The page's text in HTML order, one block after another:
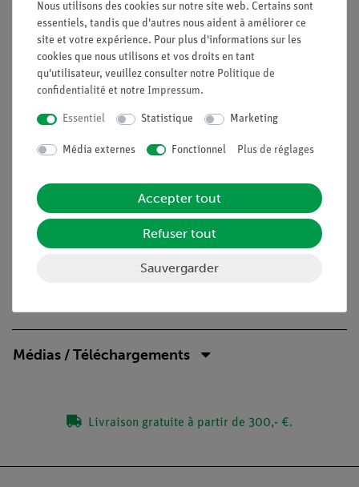
une déviation de l'aiguille peut apparaître même si un objet
chargé s'approche de l'électroscope. Ils peuvent expliquer la
série d'événements dans l'électroscope.
Avantages
qualitative des phénomènes électrostatiques
Objectifs
Pourquoi l'aiguille de l'électroscope dévie-t-elle même sans
contact ? Cherchez à savoir comment l'aiguille de
l'électroscope réagit lorsque vous déplacez un objet chargé
électriquement vers le corps de l'électroscope.
Médias / Téléchargements
Livraison gratuite à partir de 300,- €.
Nous utilisons des cookies sur notre site web. Certains sont
essentiels, tandis que d'autres nous aident à améliorer ce
site et votre expérience. Pour plus d'informations sur les
cookies que nous utilisons et vos droits en tant
qu'utilisateur, veuillez consulter notre Politique de
confidentialité et notre Impressum.
Essentiel Statistique Marketing
Média externes Fonctionnel Plus de réglages
Accepter tout
Refuser tout
Sauvergarder